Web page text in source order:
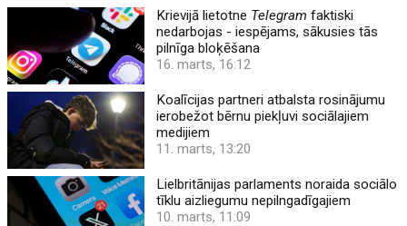
Krievijā lietotne Telegram faktiski
nedarbojas - iespējams, sākusies tās
pilnīga bloķēšana
16. marts, 16:12
Koalīcijas partneri atbalsta rosinājumu
ierobežot bērnu piekļuvi sociālajiem
medijiem
11. marts, 13:20
Lielbritānijas parlaments noraida sociālo
tīklu aizliegumu nepilngadīgajiem
10. marts, 11:09